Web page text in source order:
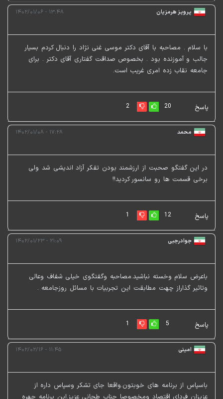
پرویز هرمزیان ۱۳:۴۸ - ۱۴۰۲/۰۱/۰۶
با سلام . مصاحبه با آقای دکتر موسی غنی نژاد را دنبال کردم بسیار
جالب و آموزنده بود . بخصوص صداقت گفتاری آقای دکتر . برای
جامعه نقاب زده امری غریب است.
پاسخ 20
2
محمد ۱۷:۲۸ - ۱۴۰۲/۰۱/۰۸
در این گفتگو صحبت از ارزشمند بودن تفکر آزاد اندیشی شد ولی
برخی قسمت ها رو سانسور کردید!!
پاسخ 12
1
جوادرجبی ۲۱:۰۹ - ۱۴۰۲/۰۱/۲۳
باعرض سلام وخسته نباشید.مصاحبه وگفتگوی خیلی شفاف وعالی
وتاثیر گذاراز چهت مطابقت این تجربیات با مسائل روزجامعه .
پاسخ 5
1
امینی ۱۱:۴۵ - ۱۴۰۲/۰۲/۱۶
باسپاس از برنامه های خوبتون.واقعا جای تشکر وسپاس داره از